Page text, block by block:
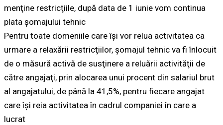
menţine restricţiile, după data de 1 iunie vom continua
plata şomajului tehnic
Pentru toate domeniile care îşi vor relua activitatea ca
urmare a relaxării restricţiilor, şomajul tehnic va fi înlocuit
de o măsură activă de susţinere a reluării activităţii de
către angajaţi, prin alocarea unui procent din salariul brut
al angajatului, de până la 41,5%, pentru fiecare angajat
care îşi reia activitatea în cadrul companiei în care a
lucrat